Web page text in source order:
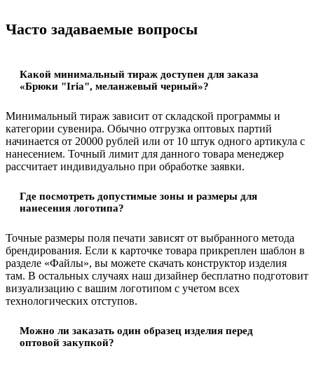
Часто задаваемые вопросы
Какой минимальный тираж доступен для заказа
«Брюки "Iria", меланжевый черный»?
Минимальный тираж зависит от складской программы и
категории сувенира. Обычно отгрузка оптовых партий
начинается от 20000 рублей или от 10 штук одного артикула с
нанесением. Точный лимит для данного товара менеджер
рассчитает индивидуально при обработке заявки.
Где посмотреть допустимые зоны и размеры для
нанесения логотипа?
Точные размеры поля печати зависят от выбранного метода
брендирования. Если к карточке товара прикреплен шаблон в
разделе «Файлы», вы можете скачать конструктор изделия
там. В остальных случаях наш дизайнер бесплатно подготовит
визуализацию с вашим логотипом с учетом всех
технологических отступов.
Можно ли заказать один образец изделия перед
оптовой закупкой?